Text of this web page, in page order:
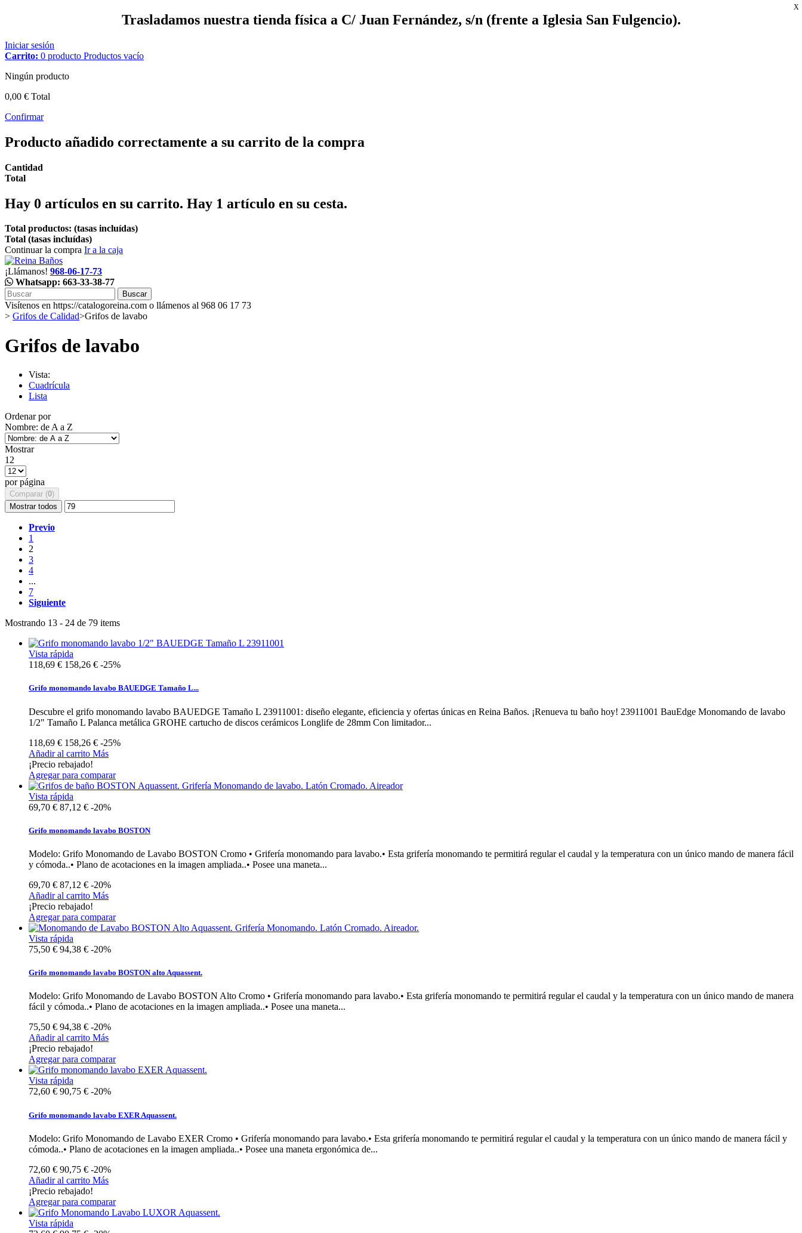
Trasladamos nuestra tienda física a C/ Juan Fernández, s/n (frente a Iglesia San Fulgencio).
X
Iniciar sesión
Carrito: 0 producto Productos vacío
Ningún producto
0,00 € Total
Confirmar
Producto añadido correctamente a su carrito de la compra
Cantidad
Total
Hay 0 artículos en su carrito. Hay 1 artículo en su cesta.
Total productos: (tasas incluídas)
Total (tasas incluídas)
Continuar la compra Ir a la caja
¡Llámanos! 968-06-17-73
Whatsapp: 663-33-38-77
Buscar
Visítenos en https://catalogoreina.com o llámenos al 968 06 17 73
> Grifos de Calidad>Grifos de lavabo
Grifos de lavabo
Vista:
Cuadrícula
Lista
Ordenar por
Nombre: de A a Z
Mostrar
12
por página
Comparar (0)
Mostrar todos
Previo
1
2
3
4
...
7
Siguiente
Mostrando 13 - 24 de 79 items
Vista rápida
118,69 € 158,26 € -25%
Grifo monomando lavabo BAUEDGE Tamaño L...
Descubre el grifo monomando lavabo BAUEDGE Tamaño L 23911001: diseño elegante, eficiencia y ofertas únicas en Reina Baños. ¡Renueva tu baño hoy! 23911001 BauEdge Monomando de lavabo
1/2" Tamaño L Palanca metálica GROHE cartucho de discos cerámicos Longlife de 28mm Con limitador...
118,69 € 158,26 € -25%
Añadir al carrito Más
¡Precio rebajado!
Agregar para comparar
Vista rápida
69,70 € 87,12 € -20%
Grifo monomando lavabo BOSTON
Modelo: Grifo Monomando de Lavabo BOSTON Cromo • Grifería monomando para lavabo.• Esta grifería monomando te permitirá regular el caudal y la temperatura con un único mando de manera fácil
y cómoda..• Plano de acotaciones en la imagen ampliada..• Posee una maneta...
69,70 € 87,12 € -20%
Añadir al carrito Más
¡Precio rebajado!
Agregar para comparar
Vista rápida
75,50 € 94,38 € -20%
Grifo monomando lavabo BOSTON alto Aquassent.
Modelo: Grifo Monomando de Lavabo BOSTON Alto Cromo • Grifería monomando para lavabo.• Esta grifería monomando te permitirá regular el caudal y la temperatura con un único mando de manera
fácil y cómoda..• Plano de acotaciones en la imagen ampliada..• Posee una maneta...
75,50 € 94,38 € -20%
Añadir al carrito Más
¡Precio rebajado!
Agregar para comparar
Vista rápida
72,60 € 90,75 € -20%
Grifo monomando lavabo EXER Aquassent.
Modelo: Grifo Monomando de Lavabo EXER Cromo • Grifería monomando para lavabo.• Esta grifería monomando te permitirá regular el caudal y la temperatura con un único mando de manera fácil y
cómoda..• Plano de acotaciones en la imagen ampliada..• Posee una maneta ergonómica de...
72,60 € 90,75 € -20%
Añadir al carrito Más
¡Precio rebajado!
Agregar para comparar
Vista rápida